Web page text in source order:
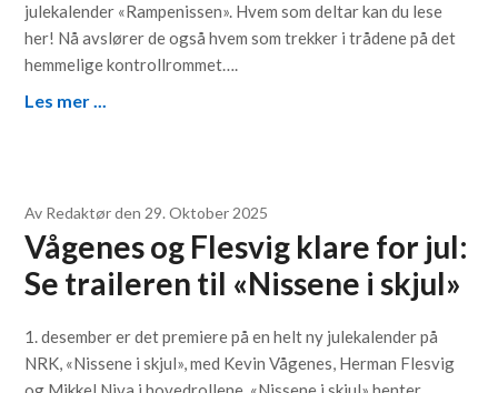
julekalender «Rampenissen». Hvem som deltar kan du lese
her! Nå avslører de også hvem som trekker i trådene på det
hemmelige kontrollrommet….
Les mer ...
Av Redaktørden 29. Oktober 2025
Vågenes og Flesvig klare for jul:
Se traileren til «Nissene i skjul»
1. desember er det premiere på en helt ny julekalender på
NRK, «Nissene i skjul», med Kevin Vågenes, Herman Flesvig